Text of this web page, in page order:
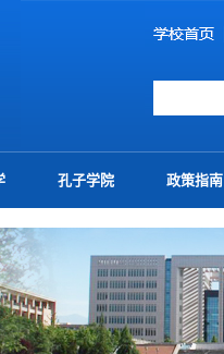
孔子学院 政策指南